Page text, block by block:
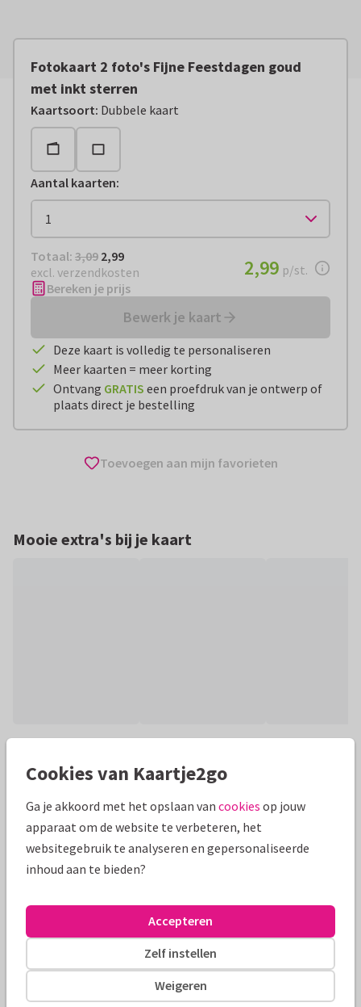
Fotokaart 2 foto's Fijne Feestdagen goud
met inkt sterren
Kaartsoort: Dubbele kaart
Aantal kaarten:
Totaal: € 2,99
Totaal: 3,09 2,99
excl. verzendkosten
€ 2,99per stuk
2,99 p/st.
Bereken je prijs
Bewerk je kaart
Deze kaart is volledig te personaliseren
Meer kaarten = meer korting
Ontvang GRATIS een proefdruk van je ontwerp of
plaats direct je bestelling
Toevoegen aan mijn favorieten
Mooie extra's bij je kaart
Stijlvolle, simpele fotokaart met een handgeschreven 'Fijne
Feestdagen' en handgetekende sterren in goud accent. De
kleur is aanpasbaar.
Alle kaarten zijn helemaal naar wens aan te passen
Fotokaarten Manique
Formaten en tarieven
15 x 21 cm
Cookies van Kaartje2go
Ga je akkoord met het opslaan van cookies op jouw
apparaat om de website te verbeteren, het
websitegebruik te analyseren en gepersonaliseerde
inhoud aan te bieden?
Weigeren
Zelf instellen
Accepteren